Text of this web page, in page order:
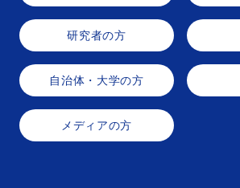
研究者の方
自治体・大学の方
メディアの方